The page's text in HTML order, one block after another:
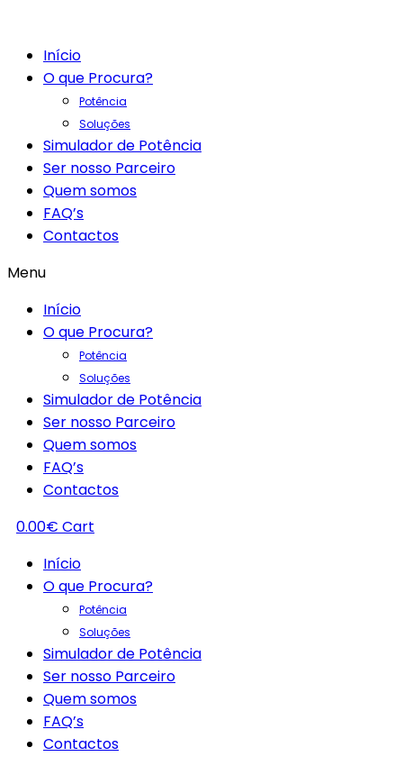
Início
O que Procura?
Potência
Soluções
Simulador de Potência
Ser nosso Parceiro
Quem somos
FAQ’s
Contactos
Menu
Início
O que Procura?
Potência
Soluções
Simulador de Potência
Ser nosso Parceiro
Quem somos
FAQ’s
Contactos
0.00€ Cart
Início
O que Procura?
Potência
Soluções
Simulador de Potência
Ser nosso Parceiro
Quem somos
FAQ’s
Contactos